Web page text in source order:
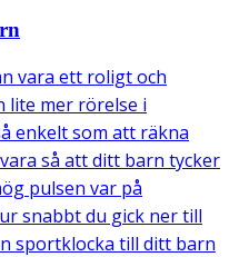
vara ett roligt och
lite mer rörelse i
enkelt som att räkna
så att ditt barn tycker
pulsen var på
snabbt du gick ner till
sportklocka till ditt barn